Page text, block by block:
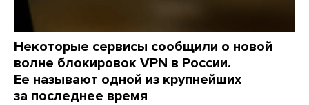
Некоторые сервисы сообщили о новой
волне блокировок VPN в России.
Ее называют одной из крупнейших
за последнее время